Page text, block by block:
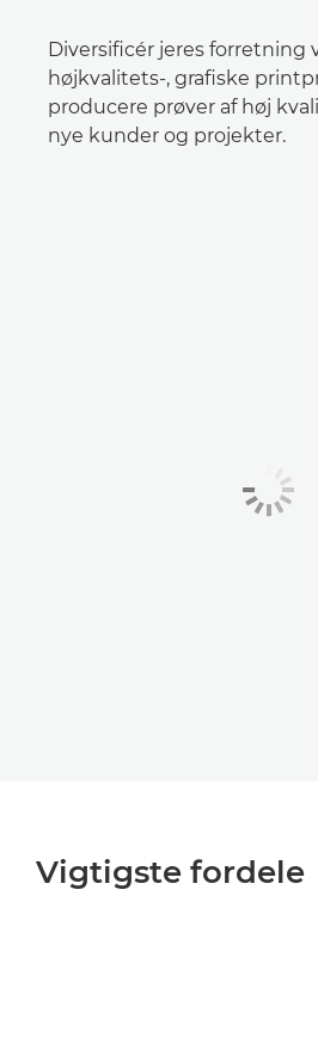
Diversificér jeres forretning
højkvalitets-, grafiske
producere prøver af høj
nye kunder og projekter.
Vigtigste fordele